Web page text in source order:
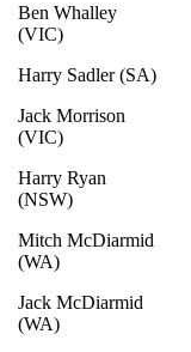
Ben Whalley
(VIC)
Harry Sadler (SA)
Jack Morrison
(VIC)
Harry Ryan
(NSW)
Mitch McDiarmid
(WA)
Jack McDiarmid
(WA)